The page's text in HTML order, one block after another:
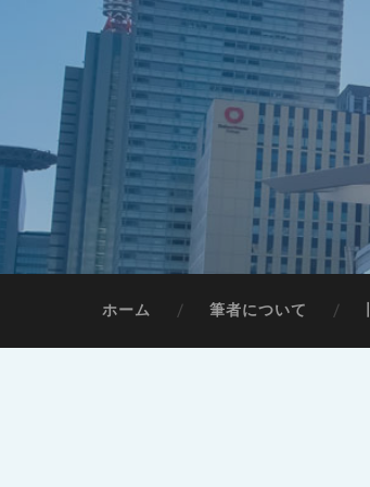
ホーム 筆者について